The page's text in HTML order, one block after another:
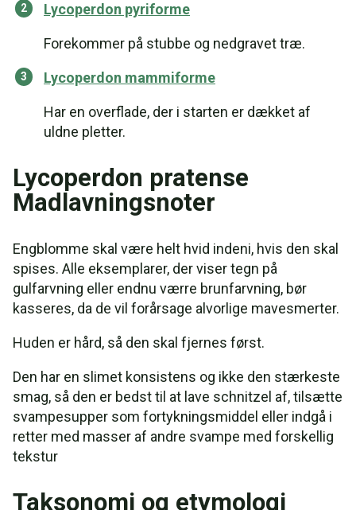
Lycoperdon pyriforme
Forekommer på stubbe og nedgravet træ.
Lycoperdon mammiforme
Har en overflade, der i starten er dækket af
uldne pletter.
Lycoperdon pratense
Madlavningsnoter
Engblomme skal være helt hvid indeni, hvis den skal
spises. Alle eksemplarer, der viser tegn på
gulfarvning eller endnu værre brunfarvning, bør
kasseres, da de vil forårsage alvorlige mavesmerter.
Huden er hård, så den skal fjernes først.
Den har en slimet konsistens og ikke den stærkeste
smag, så den er bedst til at lave schnitzel af, tilsætte
svampesupper som fortykningsmiddel eller indgå i
retter med masser af andre svampe med forskellig
tekstur
Taksonomi og etymologi